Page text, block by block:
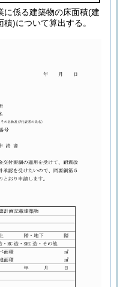
係る建築物の床面積(建
)について算出する。